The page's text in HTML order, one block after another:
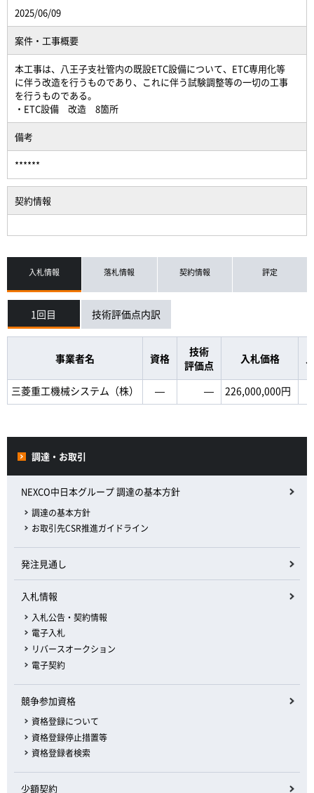
2025/06/09
案件・工事概要
本工事は、八王子支社管内の既設ETC設備について、ETC専用化等
に伴う改造を行うものであり、これに伴う試験調整等の一切の工事
を行うものである。
・ETC設備 改造 8箇所
備考
******
契約情報
入札情報 落札情報 契約情報 評定
1回目 技術評価点内訳
事業者名 資格
技術
評価点
入札価格
三菱重工機械システム（株） ― ― 226,000,000円
調達・お取引
NEXCO中日本グループ 調達の基本方針
調達の基本方針
お取引先CSR推進ガイドライン
発注見通し
入札情報
入札公告・契約情報
電子入札
リバースオークション
電子契約
競争参加資格
資格登録について
資格登録停止措置等
資格登録者検索
少額契約